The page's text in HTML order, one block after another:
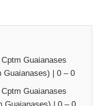
Guaianases
Guaianases) | 0 – 0
Guaianases
Guaianases) | 0 – 0